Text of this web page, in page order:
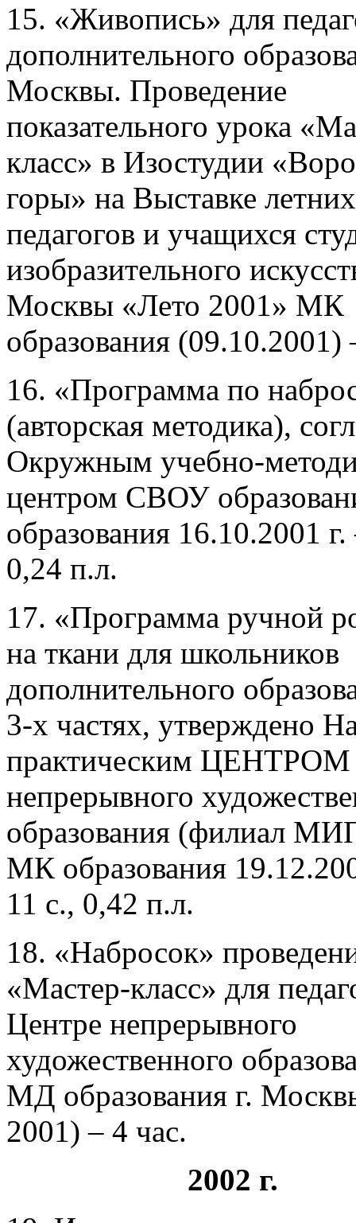
15. «Живопись» для
дополнительного
Москвы. Проведение
показательного урока
класс» в Изостудии
горы» на Выставке
педагогов и учащихся
изобразительного
Москвы «Лето 2001» МК
образования (09.10.2001)
16. «Программа по
(авторская методика),
Окружным учебно-
центром СВОУ
образования 16.10.2001
0,24 п.л.
17. «Программа ручной
на ткани для школьников
дополнительного
3-х частях, утверждено
практическим ЦЕНТРОМ
непрерывного
образования (филиал
МК образования
11 с., 0,42 п.л.
18. «Набросок»
«Мастер-класс» для
Центре непрерывного
художественного
МД образования г.
2001) – 4 час.
2002 г.